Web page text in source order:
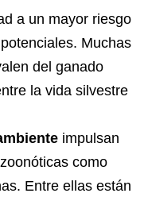
a un mayor riesgo
Muchas
del ganado
la vida silvestre
impulsan
como
Entre ellas están